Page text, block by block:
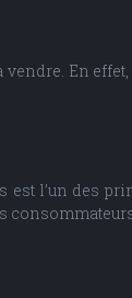
En
l’un des